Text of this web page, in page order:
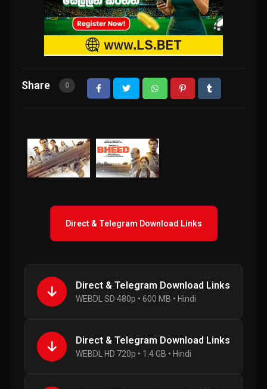
Share 0
Direct & Telegram Download Links
Direct & Telegram Download Links
WEBDL SD 480p • 600 MB • Hindi
Direct & Telegram Download Links
WEBDL HD 720p • 1.4 GB • Hindi